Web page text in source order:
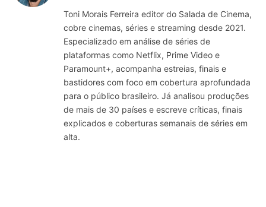
Toni Morais Ferreira editor do Salada de Cinema,
cobre cinemas, séries e streaming desde 2021.
Especializado em análise de séries de
plataformas como Netflix, Prime Video e
Paramount+, acompanha estreias, finais e
bastidores com foco em cobertura aprofundada
para o público brasileiro. Já analisou produções
de mais de 30 países e escreve críticas, finais
explicados e coberturas semanais de séries em
alta.